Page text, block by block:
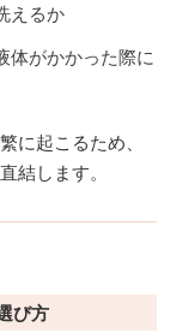
えるか
体がかかった際に
に起こるため、
結します。
び方